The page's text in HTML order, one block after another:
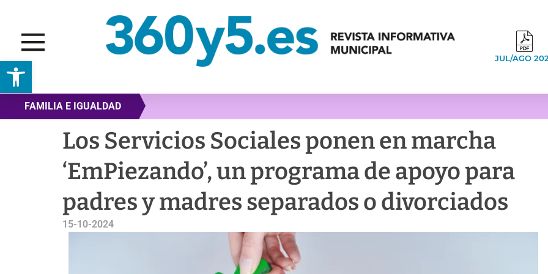
Abrir barra de herramientas JUL/AGO
FAMILIA E IGUALDAD
Los Servicios Sociales ponen en marcha
‘EmPiezando’, un programa de apoyo para
padres y madres separados o divorciados
15-10-2024